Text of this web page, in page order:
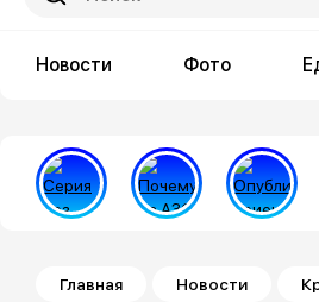
Новости Фото
Строка навигации
Главная Новости